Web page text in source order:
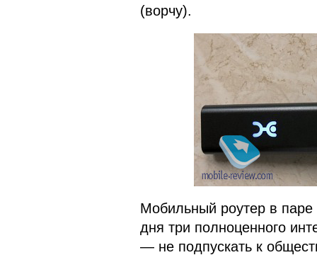
(ворчу).
Мобильный роутер в
дня три полноценного
— не подпускать к